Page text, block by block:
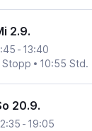
2.9.
- 13:40
Stopp
10:55 Std.
20.9.
- 19:05